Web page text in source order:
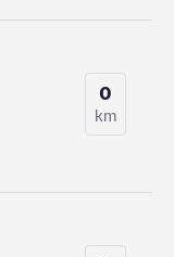
0
km